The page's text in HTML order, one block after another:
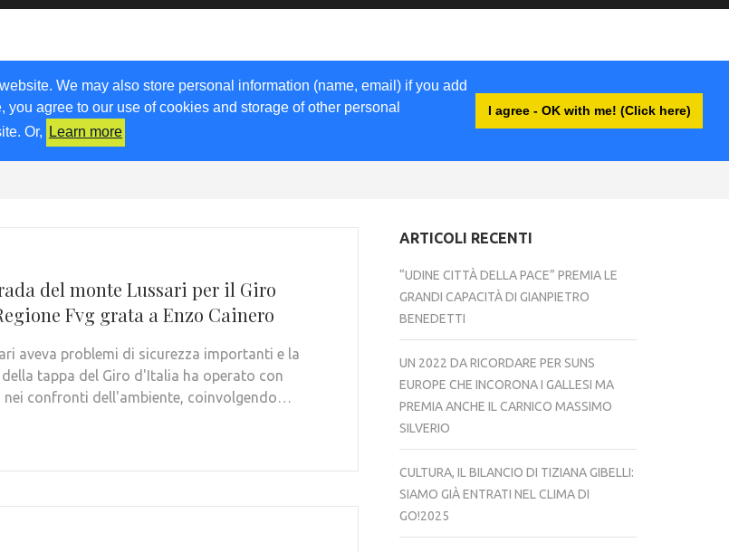
We may also store personal information (name, email) if you add
agree to our use of cookies and storage of other personal
Or,
Learn more
I agree - OK with me! (Click here)
VIGNETO FVG FRIULIVG.IT LIBRI ACCEDI
del monte Lussari per il Giro
Fvg grata a Enzo Cainero
aveva problemi di sicurezza importanti e la
tappa del Giro d'Italia ha operato con
nei confronti dell'ambiente, coinvolgendo…
ARTICOLI RECENTI
“UDINE CITTÀ DELLA PACE” PREMIA LE
GRANDI CAPACITÀ DI GIANPIETRO
BENEDETTI
UN 2022 DA RICORDARE PER SUNS
EUROPE CHE INCORONA I GALLESI MA
PREMIA ANCHE IL CARNICO MASSIMO
SILVERIO
CULTURA, IL BILANCIO DI TIZIANA GIBELLI:
SIAMO GIÀ ENTRATI NEL CLIMA DI
GO!2025